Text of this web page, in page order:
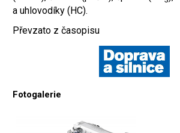
a uhlovodíky (HC).
Převzato z časopisu
Fotogalerie